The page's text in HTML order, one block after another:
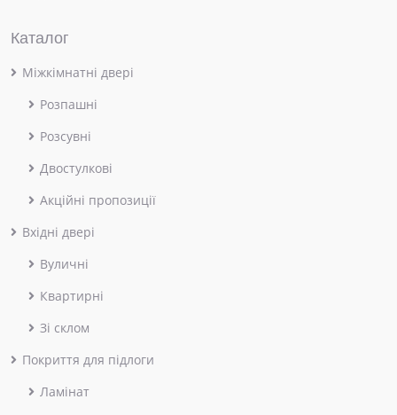
Каталог
Міжкімнатні двері
Розпашні
Розсувні
Двостулкові
Акційні пропозиції
Вхідні двері
Вуличні
Квартирні
Зі склом
Покриття для підлоги
Ламінат